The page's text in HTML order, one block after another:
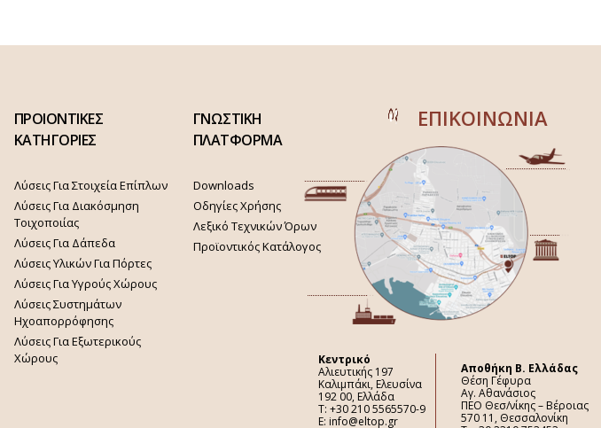
ΠΡΟΙΟΝΤΙΚΕΣ
ΚΑΤΗΓΟΡΙΕΣ
Λύσεις Για Στοιχεία Επίπλων
Λύσεις Για Διακόσμηση
Τοιχοποιίας
Λύσεις Για Δάπεδα
Λύσεις Υλικών Για Πόρτες
Λύσεις Για Υγρούς Χώρους
Λύσεις Συστημάτων
Ηχοαπορρόφησης
Λύσεις Για Εξωτερικούς
Χώρους
ΓΝΩΣΤΙΚΗ
ΠΛΑΤΦΟΡΜΑ
Downloads
Οδηγίες Χρήσης
Λεξικό Τεχνικών Όρων
Προϊοντικός Κατάλογος
ΕΠΙΚΟΙΝΩΝΙΑ
Κεντρικό
Αλιευτικής 197
Καλιμπάκι, Ελευσίνα
192 00, Ελλάδα
Τ: +30 210 5565570-9
E: info@eltop.gr
Aποθήκη Β. Ελλάδας
Θέση Γέφυρα
Αγ. Αθανάσιος
ΠΕΟ Θεσ/νίκης – Βέροιας
570 11, Θεσσαλονίκη